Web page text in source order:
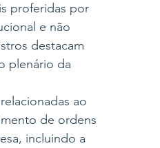
proferidas por
e não
destacam
plenário da
ao
de ordens
incluindo a